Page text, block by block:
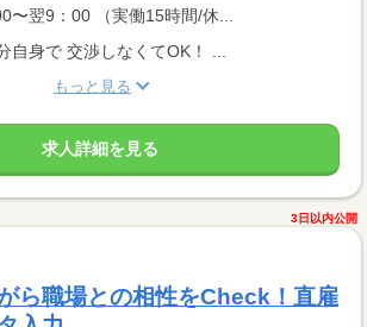
〜翌9：00 （実働15時間/休...
自身で 交渉しなくてOK！ ...
もっと見る
求人詳細を見る
3日以内公開
ら職場との相性をCheck！直雇